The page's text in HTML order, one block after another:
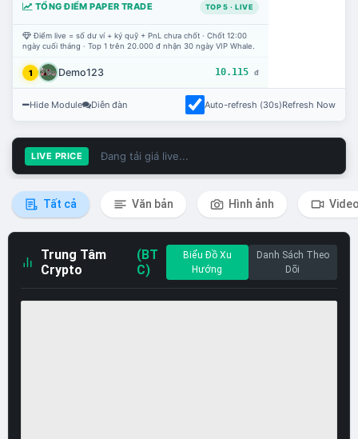
TỔNG ĐIỂM PAPER TRADE TOP 5 · LIVE
Điểm live = số dư ví + ký quỹ + PnL chưa chốt · Chốt 12:00
ngày cuối tháng · Top 1 trên 20.000 đ nhận 30 ngày VIP Whale.
1 Demo123 10.115 đ
Hide Module Diễn đàn Auto-refresh (30s)Refresh Now
LIVE PRICE Đang tải giá live...
Tất cả Văn bản Hình ảnh
Trung Tâm
Crypto
(BT
C)
Biểu Đồ Xu
Hướng
Danh Sách Theo
Dõi